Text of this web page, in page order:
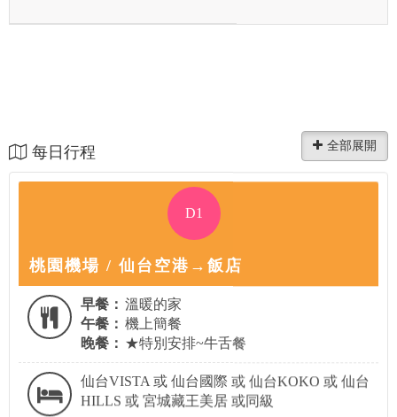
每日行程
D1
桃園機場 / 仙台空港→飯店
早餐： 溫暖的家
午餐： 機上簡餐
晚餐： ★特別安排~牛舌餐
仙台VISTA 或 仙台國際 或 仙台KOKO 或 仙台
HILLS 或 宮城藏王美居 或同級